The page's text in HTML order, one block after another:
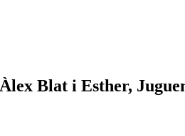
Blat i Esther,